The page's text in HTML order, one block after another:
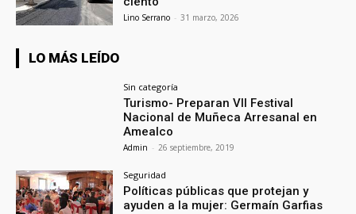
Lino Serrano - 31 marzo, 2026
LO MÁS LEÍDO
Sin categoría
Turismo- Preparan VII Festival
Nacional de Muñeca Arresanal en
Amealco
Admin - 26 septiembre, 2019
Seguridad
Políticas públicas que protejan y
ayuden a la mujer: Germaín Garfias